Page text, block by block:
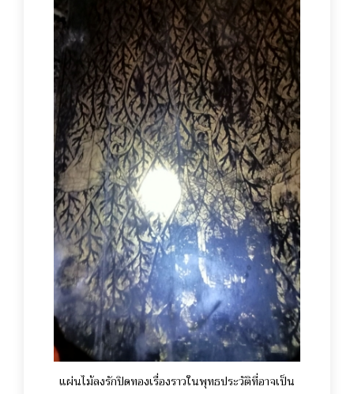
แผ่นไม้ลงรักปิดทองเรื่องราวในพุทธประวัติที่อาจเป็น